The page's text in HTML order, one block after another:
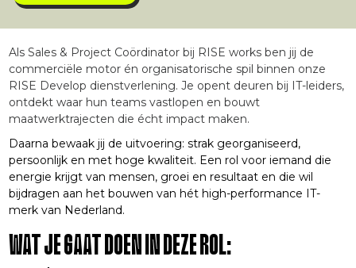
Als Sales & Project Coördinator bij RISE works ben jij de
commerciële motor én organisatorische spil binnen onze
RISE Develop dienstverlening. Je opent deuren bij IT-leiders,
ontdekt waar hun teams vastlopen en bouwt
maatwerktrajecten die écht impact maken.
Daarna bewaak jij de uitvoering: strak georganiseerd,
persoonlijk en met hoge kwaliteit. Een rol voor iemand die
energie krijgt van mensen, groei en resultaat en die wil
bijdragen aan het bouwen van hét high-performance IT-
merk van Nederland.
WAT JE GAAT DOEN IN DEZE ROL: